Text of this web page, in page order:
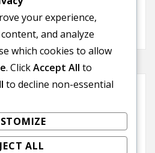
on
your experience,
and analyze
which cookies to allow
. ClickAccept All to
to decline non-essential
ALL